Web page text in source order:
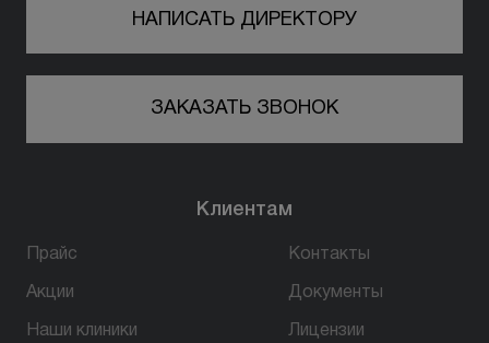
НАПИСАТЬ ДИРЕКТОРУ
ЗАКАЗАТЬ ЗВОНОК
Клиентам
Прайс
Акции
Наши клиники
Контакты
Документы
Лицензии